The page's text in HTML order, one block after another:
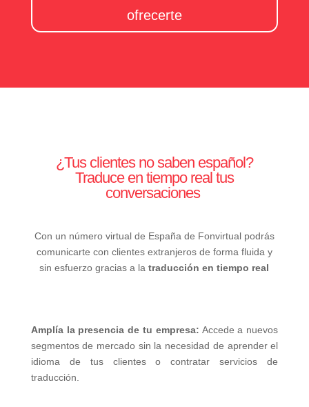
ofrecerte
¿Tus clientes no saben español?
Traduce en tiempo real tus
conversaciones
Con un número virtual de España de Fonvirtual podrás
comunicarte con clientes extranjeros de forma fluida y
sin esfuerzo gracias a latraducción en tiempo real
Amplía la presencia de tu empresa: Accede a nuevos
segmentos de mercado sin la necesidad de aprender el
idioma de tus clientes o contratar servicios de
traducción.